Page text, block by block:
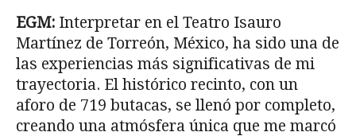
EGM: Interpretar en el Teatro Isauro
Martínez de Torreón, México, ha sido una de
las experiencias más significativas de mi
trayectoria. El histórico recinto, con un
aforo de 719 butacas, se llenó por completo,
creando una atmósfera única que me marcó